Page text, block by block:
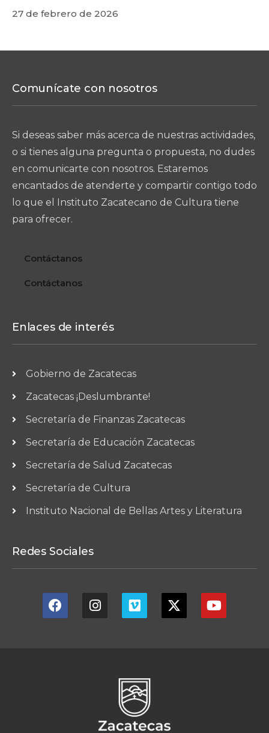
27 de febrero de 2026
Comunícate con nosotros
Si deseas saber más acerca de nuestras actividades,
o si tienes alguna pregunta o propuesta, no dudes
en comunicarte con nosotros. Estaremos
encantados de atenderte y compartir contigo todo
lo que el Instituto Zacatecano de Cultura tiene
para ofrecer.
Contáctanos
Contáctanos
Enlaces de interés
Gobierno de Zacatecas
Zacatecas ¡Deslumbrante!
Secretaría de Finanzas Zacatecas
Secretaría de Educación Zacatecas
Secretaría de Salud Zacatecas
Secretaría de Cultura
Instituto Nacional de Bellas Artes y Literatura
Redes Sociales